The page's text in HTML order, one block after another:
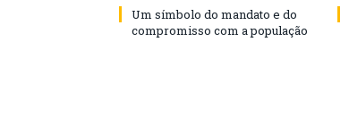
Um símbolo do mandato e do
compromisso com a população